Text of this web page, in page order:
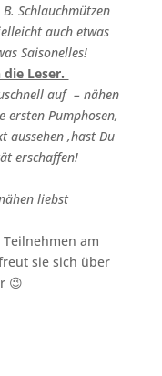
Schlauchmützen
auch etwas
Saisonelles!
Leser.
auf – nähen
Pumphosen,
aussehen ,hast Du
erschaffen!
liebst
am
sie sich über
😉